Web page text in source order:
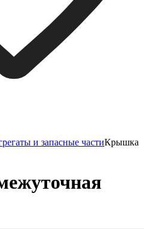
и запасные частиКрышка